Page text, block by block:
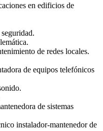
en edificios de
de redes locales.
de equipos telefónicos
de sistemas
instalador-mantenedor de